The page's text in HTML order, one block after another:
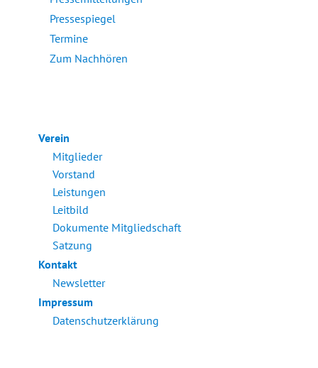
Pressespiegel
Termine
Zum Nachhören
Verein
Mitglieder
Vorstand
Leistungen
Leitbild
Dokumente Mitgliedschaft
Satzung
Kontakt
Newsletter
Impressum
Datenschutzerklärung